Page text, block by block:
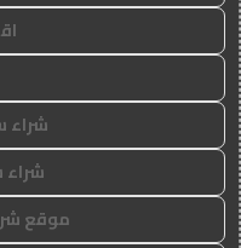
شراء
شراء
موقع